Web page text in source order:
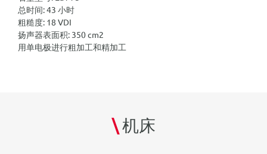
总时间:43 小时
粗糙度: 18 VDI
扬声器表面积: 350 cm2
用单电极进行粗加工和精加工
\机床